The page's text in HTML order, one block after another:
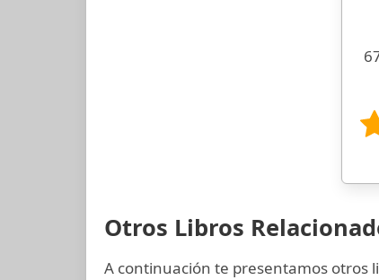
Otros Libros
A continuación te presentamos otros